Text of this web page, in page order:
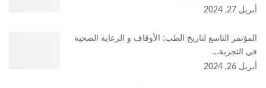
أبريل 27, 2024
المؤتمر التاسع لتاريخ الطب: الأوقاف و الرعاية الصحية
في التجربة…
أبريل 26, 2024